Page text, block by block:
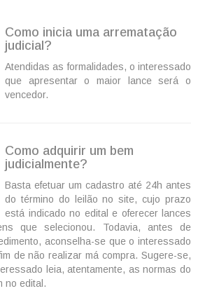
Como inicia uma arrematação
judicial?
Atendidas as formalidades, o interessado
que apresentar o maior lance será o
vencedor.
Como adquirir um bem
judicialmente?
Basta efetuar um cadastro até 24h antes
do término do leilão no site, cujo prazo
está indicado no edital e oferecer lances
que selecionou. Todavia, antes de
aconselha-se que o interessado
de não realizar má compra. Sugere-se,
leia, atentamente, as normas do
no edital.